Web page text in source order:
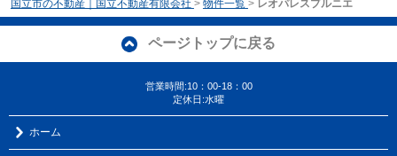
国立市の不動産｜国立不動産有限会社 > 物件一覧 > レオパレスプルニエ
ページトップに戻る
営業時間:10：00-18：00
定休日:水曜
ホーム